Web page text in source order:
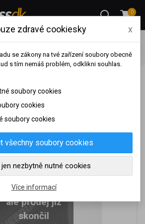
0
fitness oblečení Mikiny
Nebbia
černá
hero crop 520 černá
Je nám líto,
ale prodej již
skončil
obratu za
období, byl váš
přeřazen do jiné
zdravé cookiesky x
se zákony na tvé zařízení soubory obecně
s tím nemáš problém, odklikni souhlas.
soubory cookies
cookies
soubory cookies
všechny soubory cookies
nezbytně nutné cookies
Více informací